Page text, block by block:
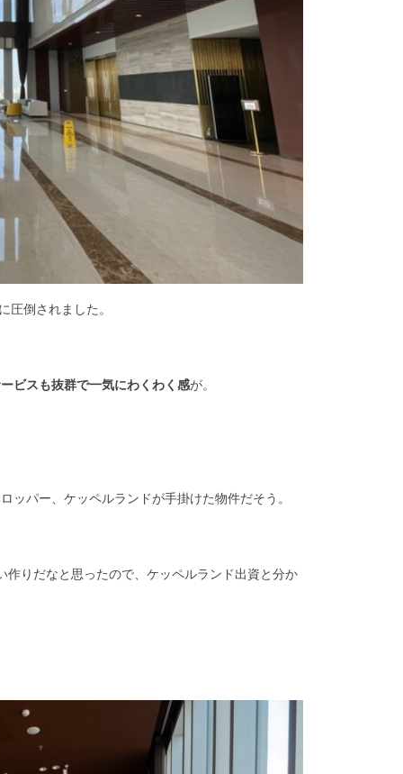
圧倒されました。
ビスも抜群で一気にわくわく感が。
ッパー、ケッペルランドが手掛けた物件だそう。
作りだなと思ったので、ケッペルランド出資と分か